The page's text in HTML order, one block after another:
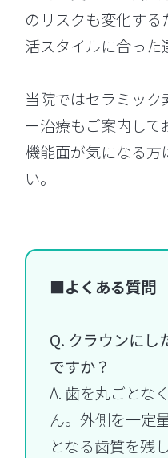
のリスクも変化す
活スタイルに合った
当院ではセラミッ
ー治療もご案内して
機能面が気になる
い。
■よくある質問
Q. クラウンにし
ですか？
A. 歯を丸ごとな
ん。外側を一定
となる歯質を残